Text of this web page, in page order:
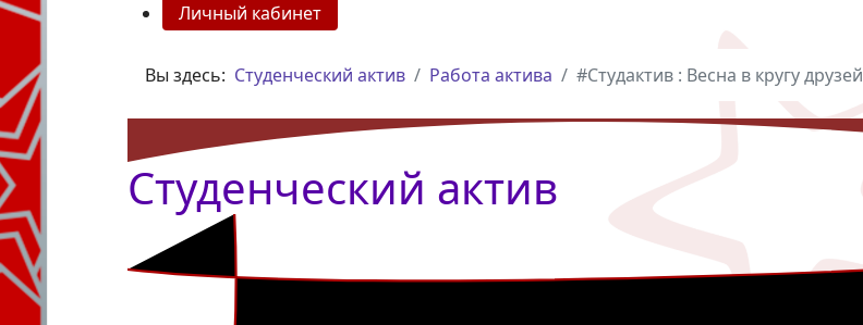
Личный кабинет
Вы здесь: Студенческий актив Работа актива #Студактив : Весна в кругу друзей
Студенческий актив